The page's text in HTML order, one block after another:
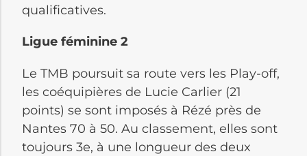
qualificatives.
Ligue féminine 2
Le TMB poursuit sa route vers les Play-off,
les coéquipières de Lucie Carlier (21
points) se sont imposés à Rézé près de
Nantes 70 à 50. Au classement, elles sont
toujours 3e, à une longueur des deux